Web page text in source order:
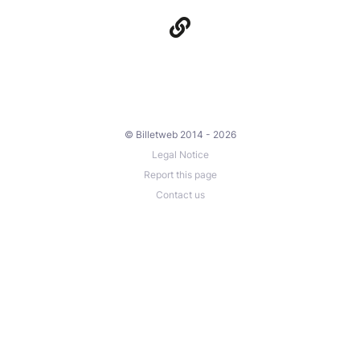
© Billetweb 2014 - 2026
Legal Notice
Report this page
Contact us